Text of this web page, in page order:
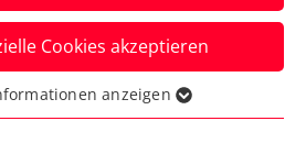
das Endspiel
in Wien gegen
für sich.
/ Redaktion, 27.10.2024
Cookies akzeptieren
für grundlegende
anzeigen